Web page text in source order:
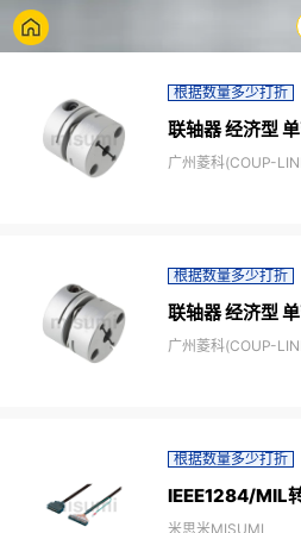
根据数量多少打折
联轴器 经济型
广州菱科(COUP-
根据数量多少打折
联轴器 经济型
广州菱科(COUP-
根据数量多少打折
IEEE1284/MIL
米思米MISUMI